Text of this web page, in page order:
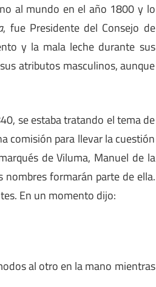
al mundo en el año 1800 y lo
, fue Presidente del Consejo de
y la mala leche durante sus
atributos masculinos, aunque
se estaba tratando el tema de
comisión para llevar la cuestión
de Viluma, Manuel de la
nombres formarán parte de ella.
En un momento dijo:
al otro en la mano mientras